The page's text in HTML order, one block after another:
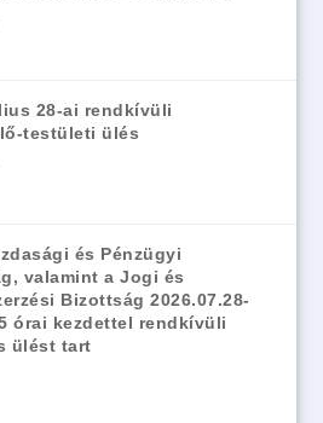
28-ai rendkívüli
testületi ülés
és Pénzügyi
valamint a Jogi és
Bizottság 2026.07.28-
órai kezdettel rendkívüli
ülést tart